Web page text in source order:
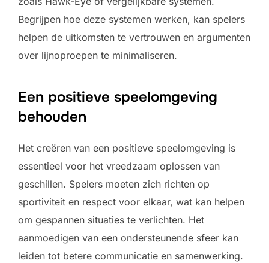
Begrijpen hoe deze systemen werken, kan spelers
helpen de uitkomsten te vertrouwen en argumenten
over lijnoproepen te minimaliseren.
Een positieve speelomgeving
behouden
Het creëren van een positieve speelomgeving is
essentieel voor het vreedzaam oplossen van
geschillen. Spelers moeten zich richten op
sportiviteit en respect voor elkaar, wat kan helpen
om gespannen situaties te verlichten. Het
aanmoedigen van een ondersteunende sfeer kan
leiden tot betere communicatie en samenwerking.